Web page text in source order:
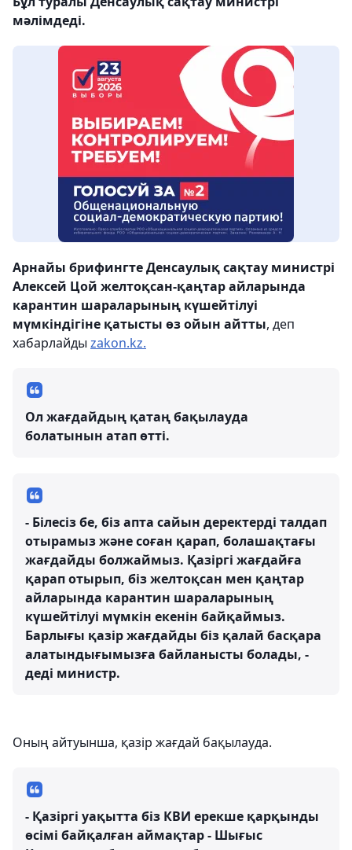
мәлімдеді.
Арнайы брифингте Денсаулық сақтау министрі
Алексей Цой желтоқсан-қаңтар айларында
карантин шараларының күшейтілуі
мүмкіндігіне қатысты өз ойын айтты, деп
хабарлайды zakon.kz.
Ол жағдайдың қатаң бақылауда
болатынын атап өтті.
- Білесіз бе, біз апта сайын деректерді талдап
отырамыз және соған қарап, болашақтағы
жағдайды болжаймыз. Қазіргі жағдайға
қарап отырып, біз желтоқсан мен қаңтар
айларында карантин шараларының
күшейтілуі мүмкін екенін байқаймыз.
Барлығы қазір жағдайды біз қалай басқара
алатындығымызға байланысты болады, -
деді министр.
Оның айтуынша, қазір жағдай бақылауда.
- Қазіргі уақытта біз КВИ ерекше қарқынды
өсімі байқалған аймақтар - Шығыс